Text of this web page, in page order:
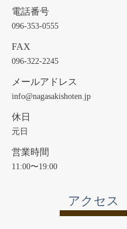
電話番号
096-353-0555
FAX
096-322-2245
メールアドレス
info@nagasakishoten.jp
休日
元日
営業時間
11:00〜19:00
​アクセス